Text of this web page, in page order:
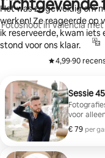
Lichtgevende
Fotoshoot in Valencia
4,99
,
·90 ,
Sessie
voor
Stad van
meer dan
€ 79 per
€ 79 per
,
,
Het was zo geweldig om
werken! Ze reageerde op
ik reserveerde, kwam iets
stond voor ons klaar.